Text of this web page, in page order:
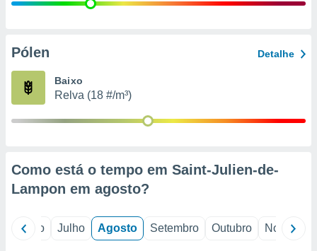
e
de
Pólen Detalhe
Baixo
Relva (18 #/m³)
Como está o tempo em Saint-Julien-de-
Lampon em agosto?
Junho Julho Agosto Setembro Outubro Novembro